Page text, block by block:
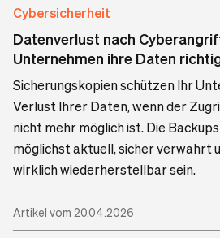
Cybersicherheit
Datenverlust nach
Unternehmen ihre Daten
Sicherungskopien schützen Ihr
Verlust Ihrer Daten, wenn der
nicht mehr möglich ist. Die
möglichst aktuell, sicher verwahrt
wirklich wiederherstellbar sein.
Artikel vom 20.04.2026